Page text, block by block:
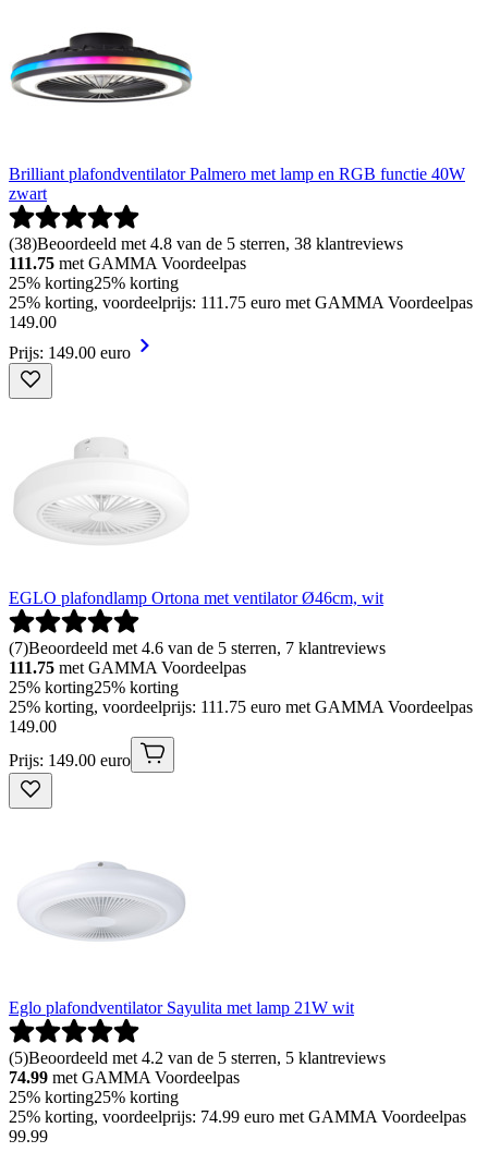
Brilliant plafondventilator Palmero met lamp en RGB functie 40W
zwart
(38)Beoordeeld met 4.8 van de 5 sterren, 38 klantreviews
111.75 met GAMMA Voordeelpas
25% korting25% korting
25% korting, voordeelprijs: 111.75 euro met GAMMA Voordeelpas
149.00
Prijs: 149.00 euro
EGLO plafondlamp Ortona met ventilator Ø46cm, wit
(7)Beoordeeld met 4.6 van de 5 sterren, 7 klantreviews
111.75 met GAMMA Voordeelpas
25% korting25% korting
25% korting, voordeelprijs: 111.75 euro met GAMMA Voordeelpas
149.00
Prijs: 149.00 euro
Eglo plafondventilator Sayulita met lamp 21W wit
(5)Beoordeeld met 4.2 van de 5 sterren, 5 klantreviews
74.99 met GAMMA Voordeelpas
25% korting25% korting
25% korting, voordeelprijs: 74.99 euro met GAMMA Voordeelpas
99.99